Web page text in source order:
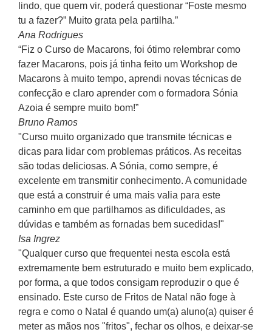
lindo, que quem vir, poderá questionar “Foste mesmo
tu a fazer?” Muito grata pela partilha.”
Ana Rodrigues
“Fiz o Curso de Macarons, foi ótimo relembrar como
fazer Macarons, pois já tinha feito um Workshop de
Macarons à muito tempo, aprendi novas técnicas de
confecção e claro aprender com o formadora Sónia
Azoia é sempre muito bom!”
Bruno Ramos
"Curso muito organizado que transmite técnicas e
dicas para lidar com problemas práticos. As receitas
são todas deliciosas. A Sónia, como sempre, é
excelente em transmitir conhecimento. A comunidade
que está a construir é uma mais valia para este
caminho em que partilhamos as dificuldades, as
dúvidas e também as fornadas bem sucedidas!"
Isa Ingrez
"Qualquer curso que frequentei nesta escola está
extremamente bem estruturado e muito bem explicado,
por forma, a que todos consigam reproduzir o que é
ensinado. Este curso de Fritos de Natal não foge à
regra e como o Natal é quando um(a) aluno(a) quiser é
meter as mãos nos "fritos", fechar os olhos, e deixar-se